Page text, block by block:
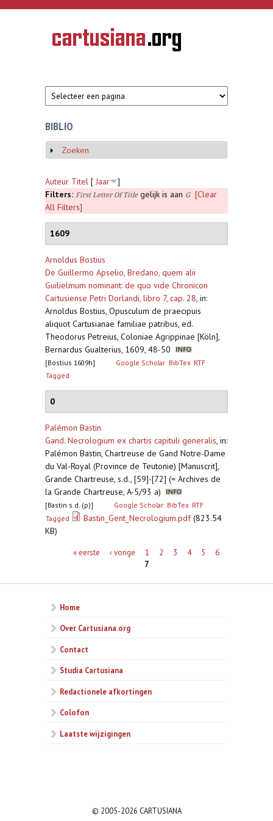
Overslaan en naar de inhoud gaan
CARTUSIANA
Geschiedenis
van de
BIBLIO
Weergeven
Zoeken
Auteur Titel [ Jaar
]
Filters: First Letter Of Titlegelijk is aan G
[Clear
All Filters]
1609
Arnoldus Bostius
De Guillermo Apselio, Bredano, quem alii
Guilielmum nominant: de quo vide Chronicon
Cartusiense Petri Dorlandi, libro 7, cap. 28, in:
Arnoldus Bostius, Opusculum de praecipuis
aliquot Cartusianae familiae patribus, ed.
Theodorus Petreius, Coloniae Agrippinae [Köln],
Bernardus Gualterius, 1609, 48-50
[Bostius 1609h] Google Scholar BibTex RTF
Tagged
0
Palémon Bastin
Gand. Necrologium ex chartis capituli generalis, in:
Palémon Bastin, Chartreuse de Gand Notre-Dame
du Val-Royal (Province de Teutonie) [Manuscrit],
Grande Chartreuse, s.d., [59]-[72] (= Archives de
la Grande Chartreuse, A-5/93 a)
[Bastin s.d. (p)] Google Scholar BibTex RTF
Tagged
Bastin_Gent_Necrologium.pdf(823.54
KB)
Pagina's« eerste ‹ vorige 1 2 3 4 5
6
7
Home
Over Cartusiana.org
Contact
Studia Cartusiana
Redactionele afkortingen
Colofon
Laatste wijzigingen
© 2005-2026 CARTUSIANA